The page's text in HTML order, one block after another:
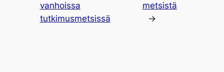
vanhoissa
tutkimusmetsissä
metsistä
→